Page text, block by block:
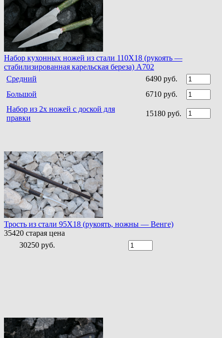
Набор кухонных ножей из стали 110Х18 (рукоять —
стабилизированная карельская береза) A702
Средний
6490 руб.
Большой
6710 руб.
Набор из 2х ножей с доской для
правки
15180 руб.
Трость из стали 95Х18 (рукоять, ножны — Венге)
35420 старая цена
30250 руб.